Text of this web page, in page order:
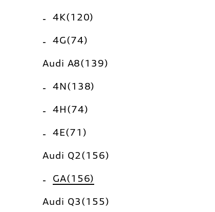
4K(120)
4G(74)
Audi A8(139)
4N(138)
4H(74)
4E(71)
Audi Q2(156)
GA(156)
Audi Q3(155)